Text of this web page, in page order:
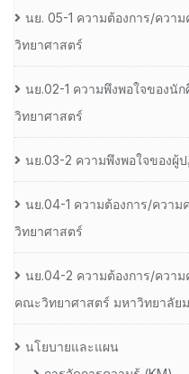
นย. 05-1 ความต้องการ/ควา
วิทยาศาสตร์
นย.02-1 ความพึงพอใจของนั
วิทยาศาสตร์
นย.03-2 ความพึงพอใจของผู้
นย.04-1 ความต้องการ/ควา
วิทยาศาสตร์
นย.04-2 ความต้องการ/ควา
คณะวิทยาศาสตร์ มหาวิทยาลัย
นโยบายและแผน